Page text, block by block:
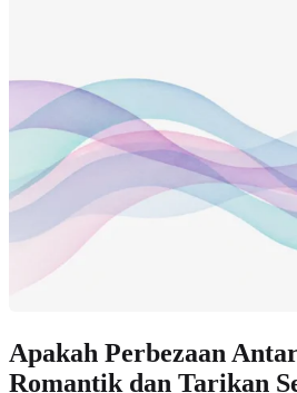
Apakah Perbezaan
Romantik dan Tarikan